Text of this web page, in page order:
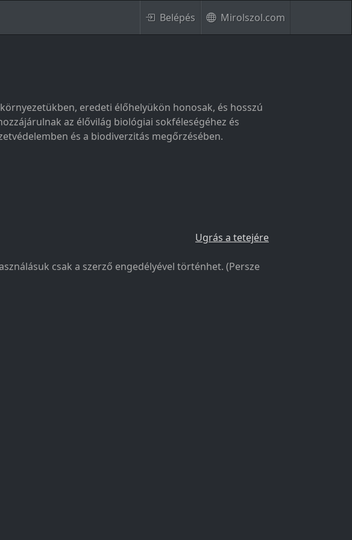
Belépés Mirolszol.com
eredeti élőhelyükön honosak, és hosszú
az élővilág biológiai sokféleségéhez és
és a biodiverzitás megőrzésében.
Ugrás a tetejére
csak a szerző engedélyével történhet. (Persze